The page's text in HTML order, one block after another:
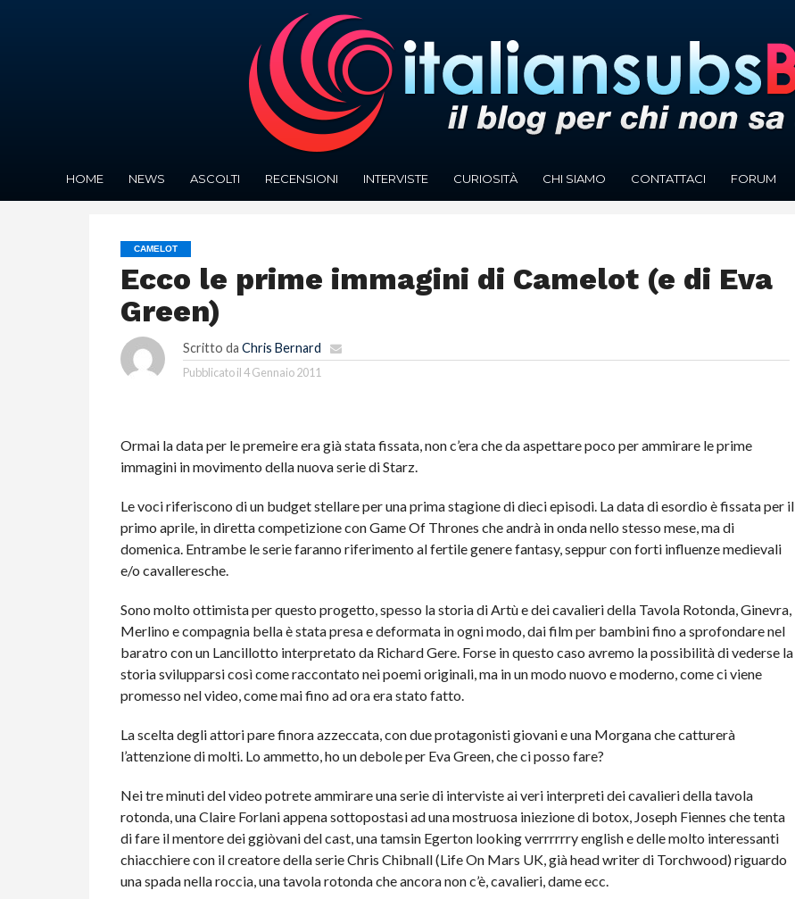
HOME NEWS ASCOLTI RECENSIONI INTERVISTE CURIOSITÀ CHI SIAMO CONTATTACI FORUM
CAMELOT
Ecco le prime immagini di Camelot (e di Eva
Green)
Scritto da Chris Bernard
Pubblicato il4 Gennaio 2011
Ormai la data per le premeire era già stata fissata, non c’era che da aspettare poco per ammirare le prime
immagini in movimento della nuova serie di Starz.
Le voci riferiscono di un budget stellare per una prima stagione di dieci episodi. La data di esordio è fissata per il
primo aprile, in diretta competizione con Game Of Thrones che andrà in onda nello stesso mese, ma di
domenica. Entrambe le serie faranno riferimento al fertile genere fantasy, seppur con forti influenze medievali
e/o cavalleresche.
Sono molto ottimista per questo progetto, spesso la storia di Artù e dei cavalieri della Tavola Rotonda, Ginevra,
Merlino e compagnia bella è stata presa e deformata in ogni modo, dai film per bambini fino a sprofondare nel
baratro con un Lancillotto interpretato da Richard Gere. Forse in questo caso avremo la possibilità di vederse la
storia svilupparsi così come raccontato nei poemi originali, ma in un modo nuovo e moderno, come ci viene
promesso nel video, come mai fino ad ora era stato fatto.
La scelta degli attori pare finora azzeccata, con due protagonisti giovani e una Morgana che catturerà
l’attenzione di molti. Lo ammetto, ho un debole per Eva Green, che ci posso fare?
Nei tre minuti del video potrete ammirare una serie di interviste ai veri interpreti dei cavalieri della tavola
rotonda, una Claire Forlani appena sottopostasi ad una mostruosa iniezione di botox, Joseph Fiennes che tenta
di fare il mentore dei ggiòvani del cast, una tamsin Egerton looking verrrrrry english e delle molto interessanti
chiacchiere con il creatore della serie Chris Chibnall (Life On Mars UK, già head writer di Torchwood) riguardo
una spada nella roccia, una tavola rotonda che ancora non c’è, cavalieri, dame ecc.